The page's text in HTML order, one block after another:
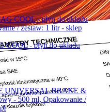
- płyn do układu